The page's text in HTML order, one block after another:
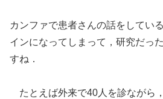
カンファで患者さんの話をしてい
インになってしまって，研究だっ
すね．
たとえば外来で40人を診ながら